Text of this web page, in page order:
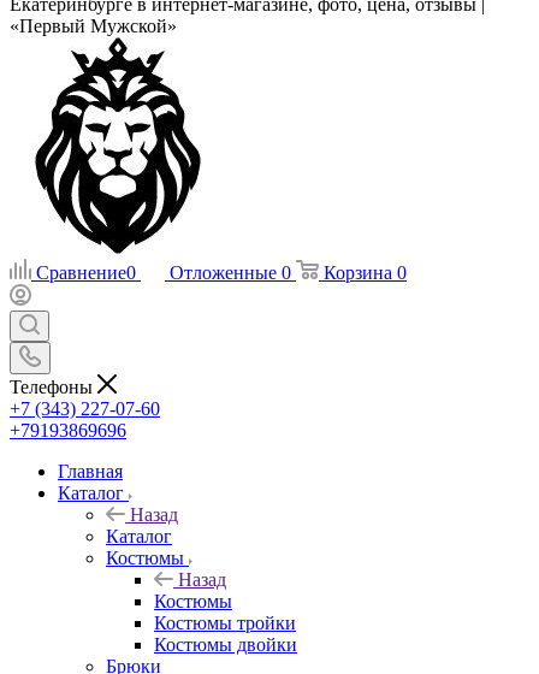
Екатеринбурге в интернет-магазине, фото, цена, отзывы |
«Первый Мужской»
Сравнение0 Отложенные 0 Корзина 0
Телефоны
+7 (343) 227-07-60
+79193869696
Главная
Каталог
Назад
Каталог
Костюмы
Назад
Костюмы
Костюмы тройки
Костюмы двойки
Брюки